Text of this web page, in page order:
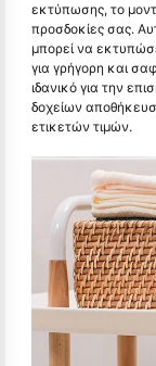
εκτύπωσης, το
προσδοκίες σας.
μπορεί να
για γρήγορη και
ιδανικό για την
δοχείων
ετικετών τιμών.